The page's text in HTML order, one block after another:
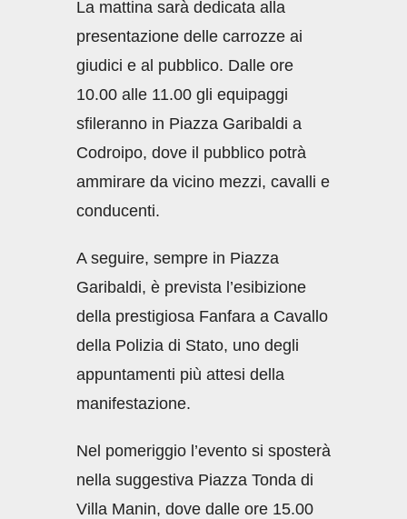
La mattina sarà dedicata alla
presentazione delle carrozze ai
giudici e al pubblico. Dalle ore
10.00 alle 11.00 gli equipaggi
sfileranno in Piazza Garibaldi a
Codroipo, dove il pubblico potrà
ammirare da vicino mezzi, cavalli e
conducenti.
A seguire, sempre in Piazza
Garibaldi, è prevista l’esibizione
della prestigiosa Fanfara a Cavallo
della Polizia di Stato, uno degli
appuntamenti più attesi della
manifestazione.
Nel pomeriggio l’evento si sposterà
nella suggestiva Piazza Tonda di
Villa Manin, dove dalle ore 15.00